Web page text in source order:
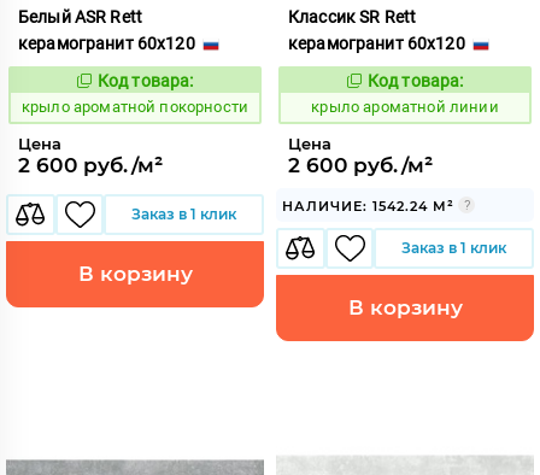
Белый ASR Rett
керамогранит 60x120
828447
Код товара:
крыло ароматной покорности
Цена
2 600 руб./м²
Заказ в 1 клик
В корзину
Классик SR Rett
керамогранит 60x120
828419
Код товара:
крыло ароматной линии
Цена
2 600 руб./м²
НАЛИЧИЕ: 1542.24 М²
Заказ в 1 клик
В корзину